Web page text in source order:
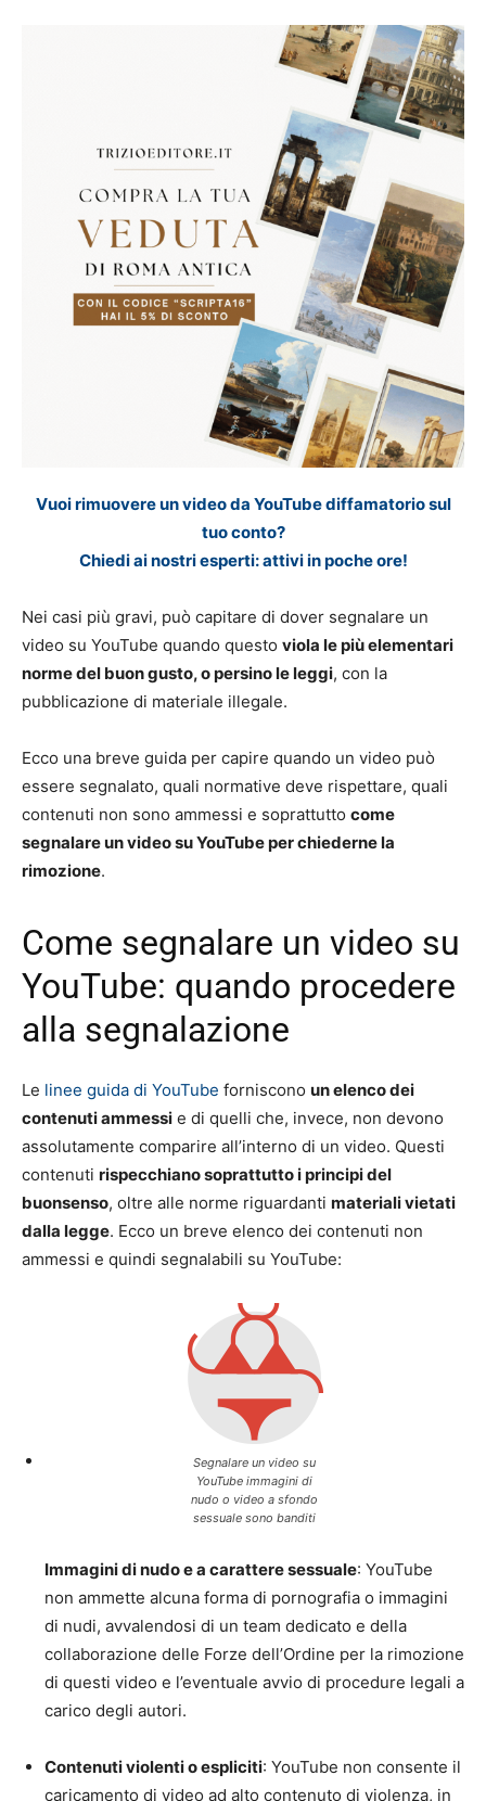
Vuoi rimuovere un video da YouTube diffamatorio sul
tuo conto?
Chiedi ai nostri esperti: attivi in poche ore!
Nei casi più gravi, può capitare di dover segnalare un
video su YouTube quando questo viola le più elementari
norme del buon gusto, o persino le leggi, con la
pubblicazione di materiale illegale.
Ecco una breve guida per capire quando un video può
essere segnalato, quali normative deve rispettare, quali
contenuti non sono ammessi e soprattutto come
segnalare un video su YouTube per chiederne la
rimozione.
Come segnalare un video su
YouTube: quando procedere
alla segnalazione
Le linee guida di YouTube forniscono un elenco dei
contenuti ammessi e di quelli che, invece, non devono
assolutamente comparire all’interno di un video. Questi
contenuti rispecchiano soprattutto i principi del
buonsenso, oltre alle norme riguardanti materiali vietati
dalla legge. Ecco un breve elenco dei contenuti non
ammessi e quindi segnalabili su YouTube:
Segnalare un video su
YouTube immagini di
nudo o video a sfondo
sessuale sono banditi
Immagini di nudo e a carattere sessuale: YouTube
non ammette alcuna forma di pornografia o immagini
di nudi, avvalendosi di un team dedicato e della
collaborazione delle Forze dell’Ordine per la rimozione
di questi video e l’eventuale avvio di procedure legali a
carico degli autori.
Contenuti violenti o espliciti: YouTube non consente il
caricamento di video ad alto contenuto di violenza, in